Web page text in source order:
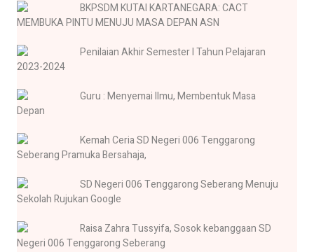
BKPSDM KUTAI KARTANEGARA: CACT
MEMBUKA PINTU MENUJU MASA DEPAN ASN
Penilaian Akhir Semester I Tahun Pelajaran
2023-2024
Guru : Menyemai Ilmu, Membentuk Masa
Depan
Kemah Ceria SD Negeri 006 Tenggarong
Seberang Pramuka Bersahaja,
SD Negeri 006 Tenggarong Seberang Menuju
Sekolah Rujukan Google
Raisa Zahra Tussyifa, Sosok kebanggaan SD
Negeri 006 Tenggarong Seberang